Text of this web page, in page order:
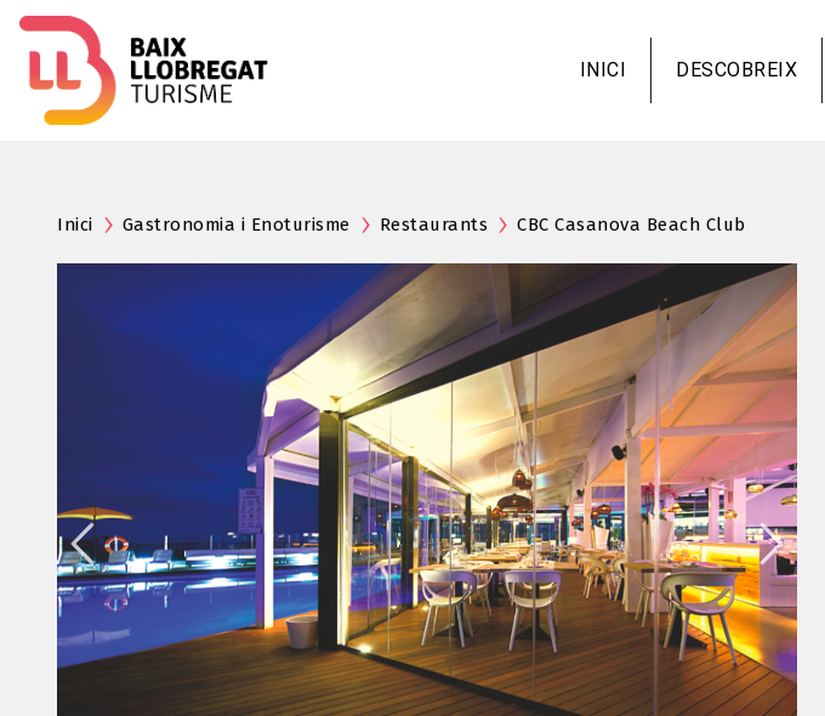
al
INICI DESCOBREIX
Inici Gastronomia i Enoturisme Restaurants CBC Casanova Beach Club